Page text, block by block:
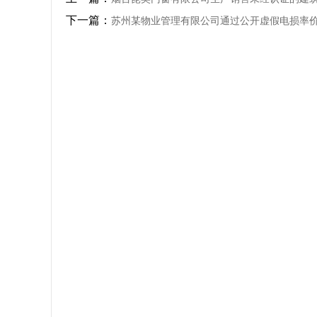
下一篇： 苏州某物业管理有限公司通过公开虚假电损率